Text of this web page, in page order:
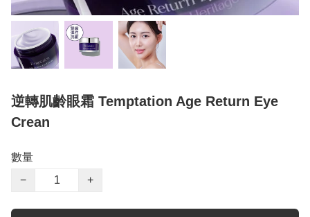
逆轉肌齡眼霜 Temptation Age Return Eye
Crean
數量
−
+